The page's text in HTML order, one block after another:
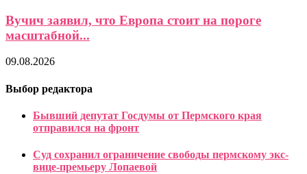
Вучич заявил, что Европа стоит на пороге
масштабной...
09.08.2026
Выбор редактора
Бывший депутат Госдумы от Пермского края
отправился на фронт
Суд сохранил ограничение свободы пермскому экс-
вице-премьеру Лопаевой